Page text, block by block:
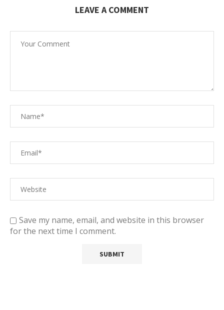
LEAVE A COMMENT
Save my name, email, and website in this browser
for the next time I comment.